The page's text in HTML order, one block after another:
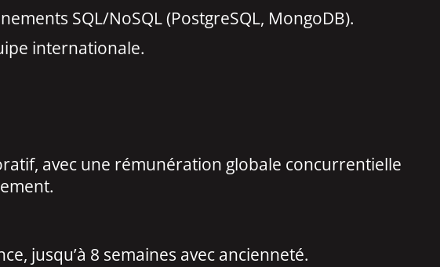
SQL/NoSQL (PostgreSQL, MongoDB).
internationale.
avec une rémunération globale concurrentielle
jusqu’à 8 semaines avec ancienneté.